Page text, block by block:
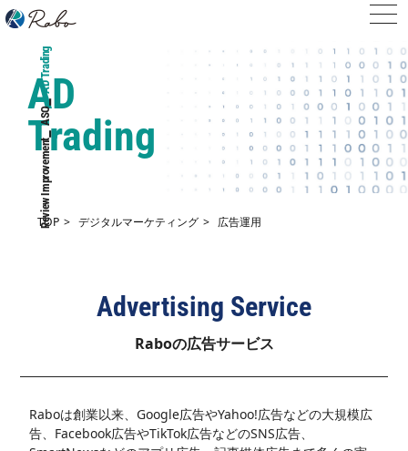
Review Improvement
_
ASO
_
AD Trading
AD
Trading
TOP デジタルマーケティング 広告運用
Advertising Service
Raboの広告サービス
Raboは創業以来、Google広告やYahoo!広告などの大規模広
告、Facebook広告やTikTok広告などのSNS広告、